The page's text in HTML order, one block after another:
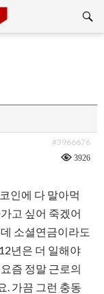
#3966676
3926
인에 다 말아먹
고 싶어 죽겠어
소셜연금이라도
년은 더 일해야
즘 정말 근로의
. 가끔 그런 충동